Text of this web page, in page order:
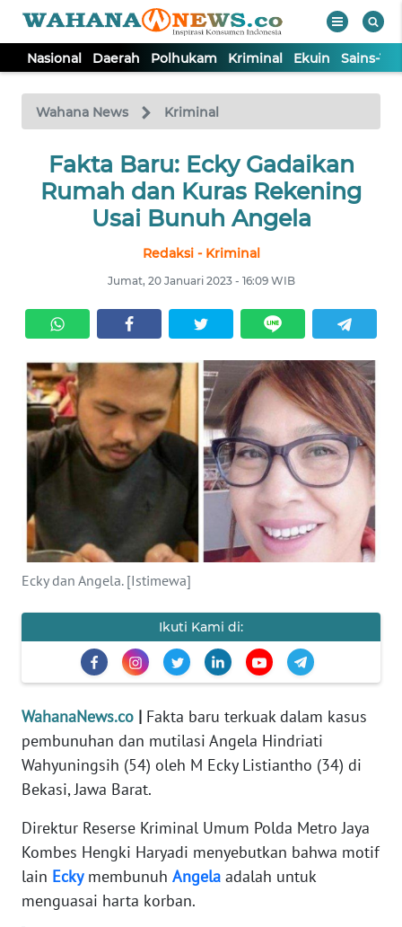
Nasional Daerah Polhukam Kriminal Ekuin Sains-
Wahana News Kriminal
Fakta Baru: Ecky Gadaikan
Rumah dan Kuras Rekening
Usai Bunuh Angela
Redaksi - Kriminal
Jumat, 20 Januari 2023 - 16:09 WIB
Ecky dan Angela. [Istimewa]
Ikuti Kami di:
WahanaNews.co | Fakta baru terkuak dalam kasus
pembunuhan dan mutilasi Angela Hindriati
Wahyuningsih (54) oleh M Ecky Listiantho (34) di
Bekasi, Jawa Barat.
Direktur Reserse Kriminal Umum Polda Metro Jaya
Kombes Hengki Haryadi menyebutkan bahwa motif
lain Eckymembunuh Angela adalah untuk
menguasai harta korban.
TV
Tutup
NASIONAL
KRIMINAL
EKUIN
SAINS-TEKNO
KESEHATAN
INTERNASIONAL
SERBA-SERBI
PENDIDIKAN
OLAHRAGA
OPINI
EDITORIAL
INDEKS
BERITA